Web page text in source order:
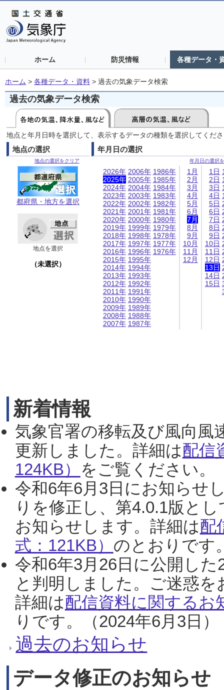
ホーム 防災情報 各種データ・
ホーム > 各種データ・資料 > 過去の気象データ検索
過去の気象データ検索
地点と年月日時を選択して、表示するデータの種類を選択してくだ
地点の選択
地点の選択をクリア
都府県・地方を選択
地点を選択
（未選択）
年月日の選択
年月日の選択
2026年
2025年
2024年
2023年
2022年
2021年
2020年
2019年
2018年
2017年
2016年
2015年
2014年
2013年
2012年
2011年
2010年
2009年
2008年
2007年
2006年
2005年
2004年
2003年
2002年
2001年
2000年
1999年
1998年
1997年
1996年
1995年
1994年
1993年
1992年
1991年
1990年
1989年
1988年
1987年
1986年
1985年
1984年
1983年
1982年
1981年
1980年
1979年
1978年
1977年
1976年
1月
2月
3月
4月
5月
6月
7月
8月
9月
10月
11月
12月
1日
2日
3日
4日
5日
6日
7日
8日
9日
10日
11日
12日
13日
14日
15日
新着情報
気象官署の移転及び風向風
更新しました。詳細は配信
124KB） をご覧ください。
令和6年6月3日にお知らせ
りを修正し、第4.0.1版と
お知らせします。詳細は配
式：121KB） のとおりです
令和6年3月26日に公開し
と判明しました。ご迷惑
詳細は配信資料に関するお
りです。（2024年6月3日）
過去のお知らせ
データ修正のお知らせ